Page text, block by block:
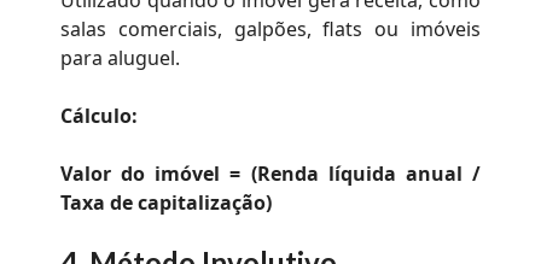
salas comerciais, galpões, flats ou imóveis
para aluguel.
Cálculo:
Valor do imóvel = (Renda líquida anual /
Taxa de capitalização)